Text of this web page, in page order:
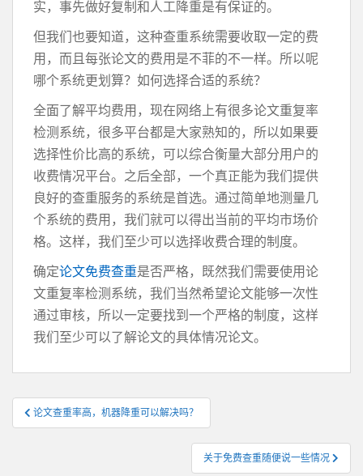
实，事先做好复制和人工降重是有保证的。
但我们也要知道，这种查重系统需要收取一定的费
用，而且每张论文的费用是不菲的不一样。所以呢
哪个系统更划算？如何选择合适的系统？
全面了解平均费用，现在网络上有很多论文重复率
检测系统，很多平台都是大家熟知的，所以如果要
选择性价比高的系统，可以综合衡量大部分用户的
收费情况平台。之后全部，一个真正能为我们提供
良好的查重服务的系统是首选。通过简单地测量几
个系统的费用，我们就可以得出当前的平均市场价
格。这样，我们至少可以选择收费合理的制度。
确定论文免费查重是否严格，既然我们需要使用论
文重复率检测系统，我们当然希望论文能够一次性
通过审核，所以一定要找到一个严格的制度，这样
我们至少可以了解论文的具体情况论文。
文
章
论文查重率高，机器降重可以解决吗？
关于免费查重随便说一些情况